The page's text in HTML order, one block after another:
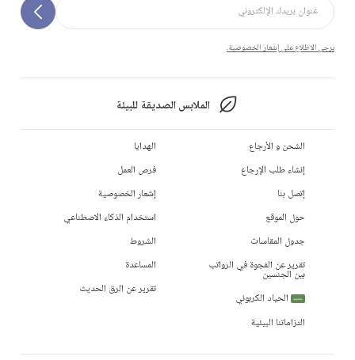
يرجى الاطلاع على إشعار الخصوصية.
الملابس الصديقة للبيئة
الشحن و الأرجاع
إنشاء طلب الإرجاع
إتصل بنا
حول الموقع
جدول المقاسات
تقرير عن الفجوة في الرواتب
بين الجنسين
جديد
الحياد الكربوني
التزاماتنا البيئية
الهدايا
فرص العمل
إشعار الخصوصية
استخدام الذكاء الاصطناعي
الشروط
المساعدة
تقرير عن الرق الحديث